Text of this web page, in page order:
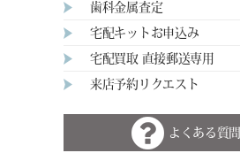
歯科金属査定
宅配キットお申込み
宅配買取 直接郵送専用
来店予約リクエスト
よくある質問